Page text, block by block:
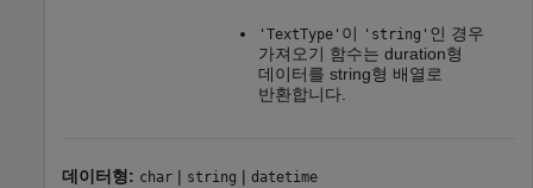
'TextType' 이 'string' 인 경우
가져오기 함수는 duration형
데이터를 string형 배열로
반환합니다.
데이터형: char | string | datetime